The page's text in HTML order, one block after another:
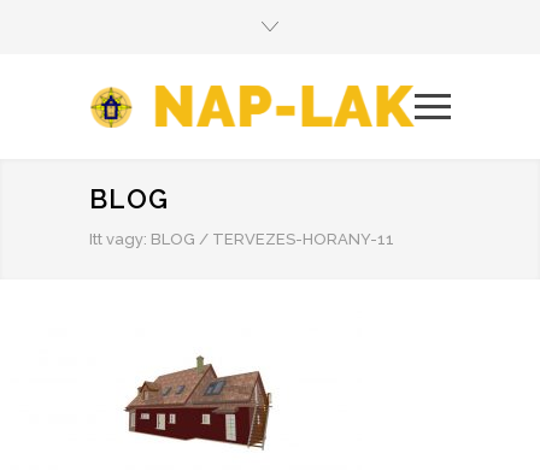
BLOG
Itt vagy: BLOG / TERVEZES-HORANY-11